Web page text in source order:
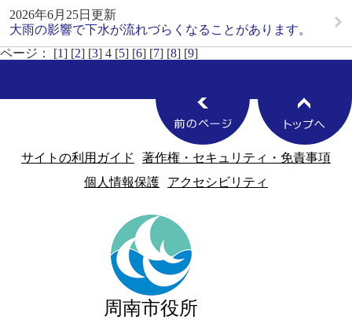
2026年6月25日更新
大雨の影響で下水が流れづらくなることがあります。
ページ： [1] [2] [3] 4 [5] [6] [7] [8] [9]
サイトの利用ガイド
著作権・セキュリティ・免責事項
個人情報保護
アクセシビリティ
周南市役所